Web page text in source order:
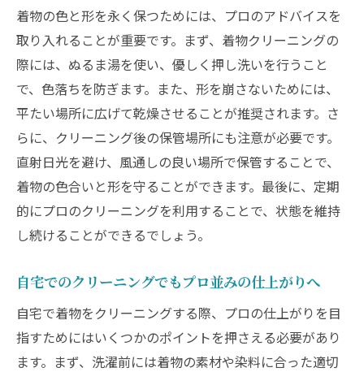
着物の色と形を永く保つためには、プロのアドバイスを
取り入れることが重要です。まず、着物クリーニングの
際には、ぬるま湯を使い、優しく押し洗いを行うこと
で、色落ちを防ぎます。また、形を崩さないためには、
平たい場所に広げて乾燥させることが推奨されます。さ
らに、クリーニング後の保管場所にも注意が必要です。
直射日光を避け、風通しの良い場所で保管することで、
着物の色合いと形を守ることができます。最後に、定期
的にプロのクリーニングを利用することで、状態を維持
し続けることができるでしょう。
自宅でのクリーニングでもプロ並みの仕上がりへ
自宅で着物をクリーニングする際、プロの仕上がりを目
指すためにはいくつかのポイントを押さえる必要があり
ます。まず、洗濯前には着物の素材や染料に合った適切